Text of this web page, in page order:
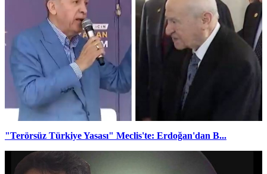
"Terörsüz Türkiye Yasası" Meclis'te: Erdoğan'dan B...